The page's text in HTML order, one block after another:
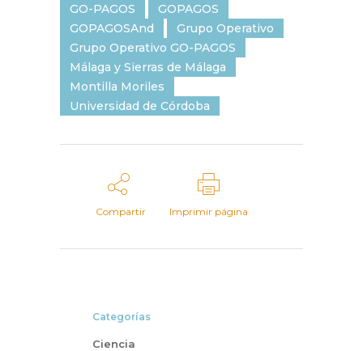
GO-PAGOS
GOPAGOS
GOPAGOSAnd
Grupo Operativo
Grupo Operativo GO-PAGOS
Málaga y Sierras de Málaga
Montilla Moriles
Universidad de Córdoba
Compartir Imprimir página
Categorías
Ciencia